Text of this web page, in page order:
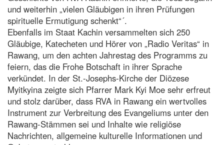
und weiterhin „vielen Gläubigen in ihren Prüfungen
spirituelle Ermutigung schenkt“´.
Ebenfalls im Staat Kachin versammelten sich 250
Gläubige, Katecheten und Hörer von „Radio Veritas“ in
Rawang, um den achten Jahrestag des Programms zu
feiern, das die Frohe Botschaft in ihrer Sprache
verkündet. In der St.-Josephs-Kirche der Diözese
Myitkyina zeigte sich Pfarrer Mark Kyi Moe sehr erfreut
und stolz darüber, dass RVA in Rawang ein wertvolles
Instrument zur Verbreitung des Evangeliums unter den
Rawang-Stämmen sei und Inhalte wie religiöse
Nachrichten, allgemeine kulturelle Informationen und